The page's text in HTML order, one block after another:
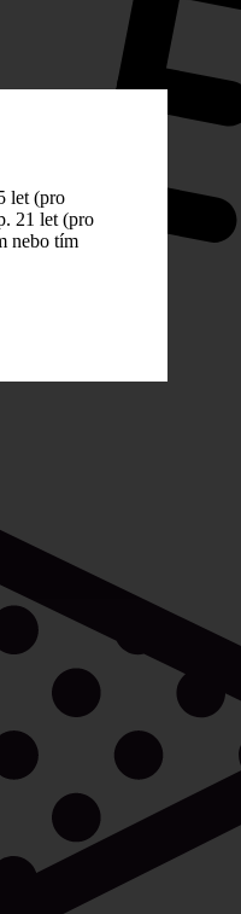
let (pro
21 let (pro
nebo tím